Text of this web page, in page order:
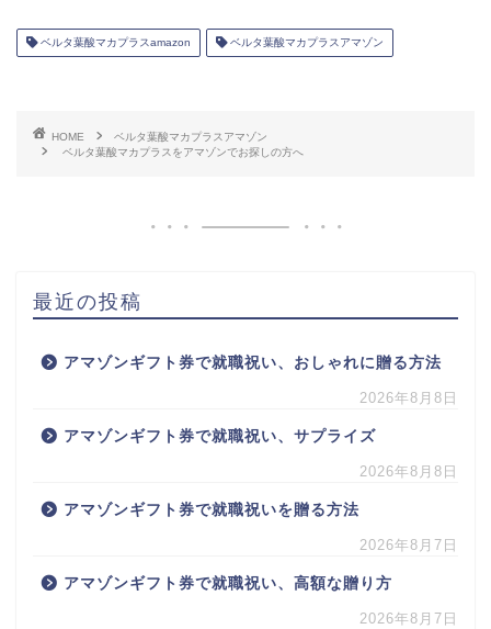
ベルタ葉酸マカプラスamazon ベルタ葉酸マカプラスアマゾン
HOME
ベルタ葉酸マカプラスアマゾン
ベルタ葉酸マカプラスをアマゾンでお探しの方へ
最近の投稿
アマゾンギフト券で就職祝い、おしゃれに贈る方法
2026年8月8日
アマゾンギフト券で就職祝い、サプライズ
2026年8月8日
アマゾンギフト券で就職祝いを贈る方法
2026年8月7日
アマゾンギフト券で就職祝い、高額な贈り方
2026年8月7日